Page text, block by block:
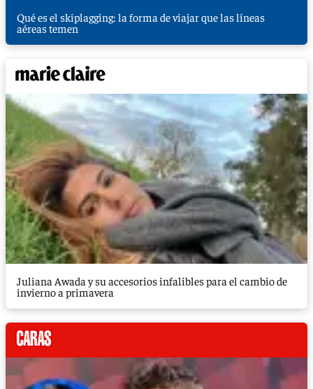
Qué es el skiplagging: la forma de viajar que las líneas
aéreas temen
Juliana Awada y su accesorios infalibles para el cambio de
invierno a primavera